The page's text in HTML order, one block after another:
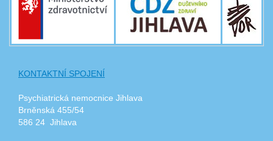
KONTAKTNÍ SPOJENÍ
Psychiatrická nemocnice Jihlava
Brněnská 455/54
586 24 Jihlava